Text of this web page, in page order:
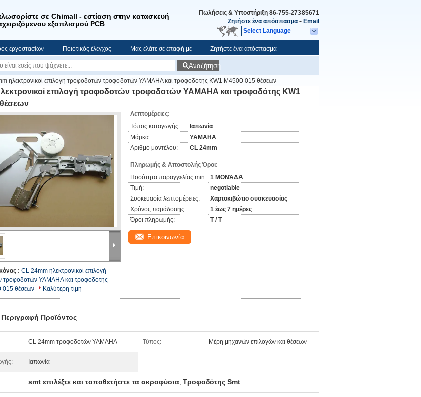
σε Chimall - εστίαση στην κατασκευή
εξοπλισμού PCB
Πωλήσεις & Υποστήριξη 86-755-27385671
Ζητήστε ένα απόσπασμα - Email
Select Language
εργοστασίων Ποιοτικός έλεγχος Μας ελάτε σε επαφή με Ζητήστε ένα απόσπασμα
Αναζήτηση
ηλεκτρονικοί επιλογή τροφοδοτών τροφοδοτών YAMAHA και τροφοδότης KW1 M4500 015 θέσεων
επιλογή τροφοδοτών τροφοδοτών YAMAHA και τροφοδότης KW1
: CL 24mm ηλεκτρονικοί επιλογή
τροφοδοτών YAMAHA και τροφοδότης
015 θέσεων
Καλύτερη τιμή
Λεπτομέρειες:
Τόπος καταγωγής:
Ιαπωνία
Μάρκα:
YAMAHA
Αριθμό μοντέλου:
CL 24mm
Πληρωμής & Αποστολής Όροι:
Ποσότητα παραγγελίας min: 1 ΜΟΝΆΔΑ
Τιμή:
negotiable
Συσκευασία λεπτομέρειες:
Χαρτοκιβώτιο συσκευασίας
Χρόνος παράδοσης:
1 έως 7 ημέρες
Όροι πληρωμής:
T / T
Επικοινωνία
Προϊόντος
CL 24mm τροφοδοτών YAMAHA Τύπος: Μέρη μηχανών επιλογών και θέσεων
Ιαπωνία
smt επιλέξτε και τοποθετήστε τα ακροφύσια, Τροφοδότης Smt